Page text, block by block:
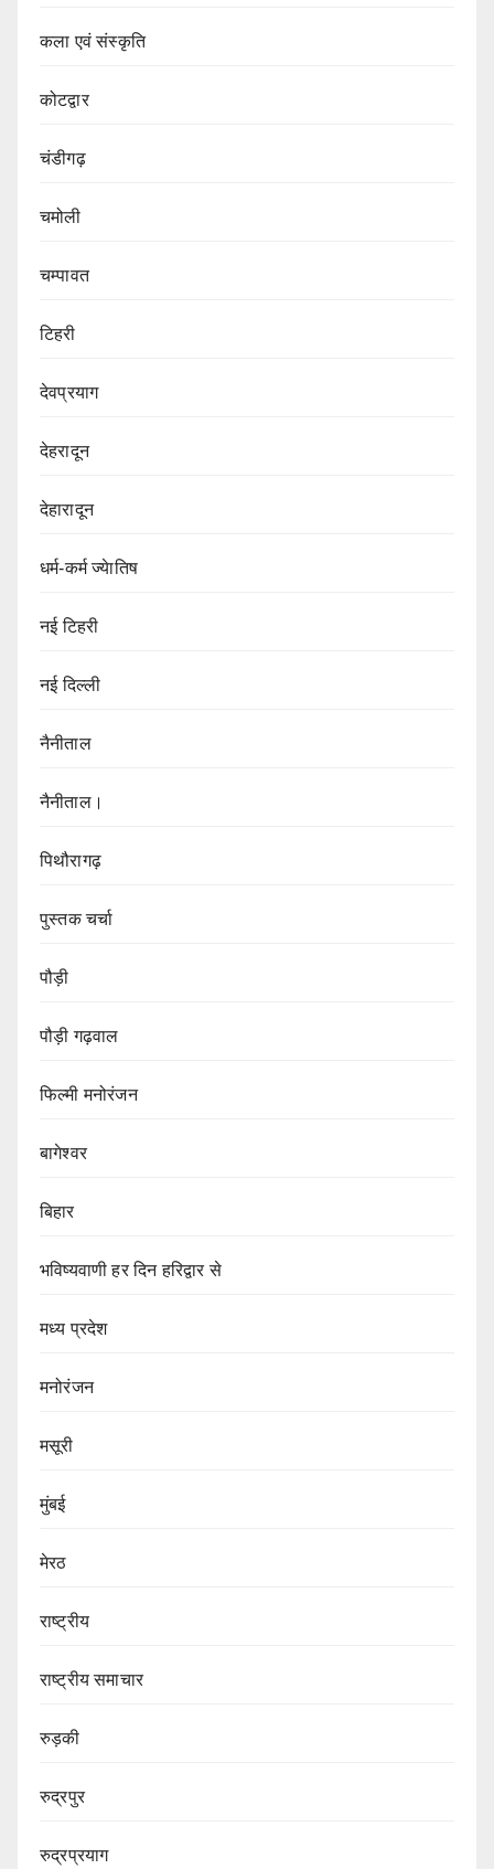
कला एवं संस्कृति
कोटद्वार
चंडीगढ़
चमोली
चम्पावत
टिहरी
देवप्रयाग
देहरादून
देहारादून
धर्म-कर्म ज्येातिष
नई टिहरी
नई दिल्ली
नैनीताल
नैनीताल।
पिथौरागढ़
पुस्तक चर्चा
पौड़ी
पौड़ी गढ़वाल
फिल्मी मनोरंजन
बागेश्वर
बिहार
भविष्यवाणी हर दिन हरिद्वार से
मध्य प्रदेश
मनोरंजन
मसूरी
मुंबई
मेरठ
राष्ट्रीय
राष्ट्रीय समाचार
रुड़की
रुद्रपुर
रुद्रप्रयाग